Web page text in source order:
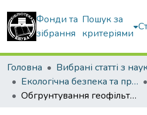
Фонди та
зібрання
Пошук за
критеріями
Головна
Екологічна безпека та природокористування
Обгрунтування геофільтраційних схем і вихідних параметрів при розрахунках променевих водозаборів